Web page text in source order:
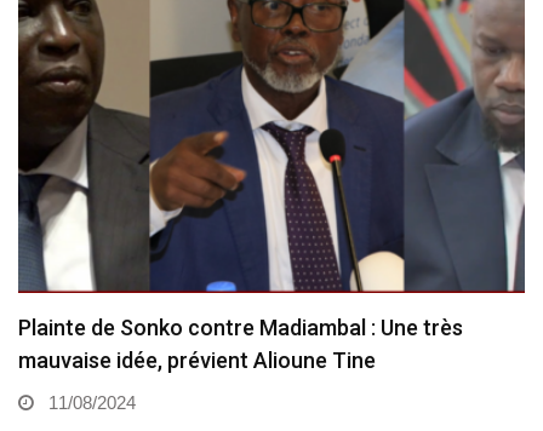
Plainte de Sonko contre Madiambal : Une très
mauvaise idée, prévient Alioune Tine
11/08/2024